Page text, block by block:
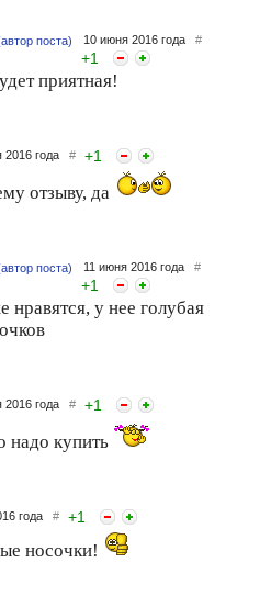
поста) 10 июня 2016 года #
+1
приятная!
2016 года # +1
отзыву, да
поста) 11 июня 2016 года #
+1
нравятся, у нее голубая
2016 года # +1
надо купить
года # +1
носочки!